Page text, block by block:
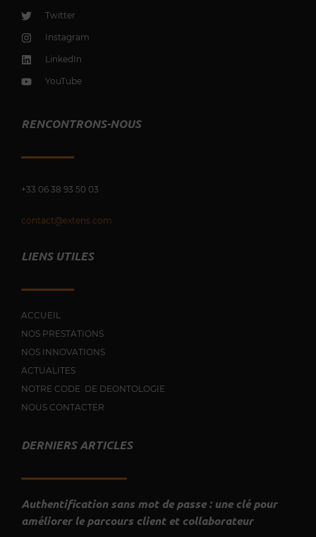
Twitter
Instagram
LinkedIn
YouTube
RENCONTRONS-NOUS
+33 06 38 93 50 03
contact@extens.com
LIENS UTILES
ACCUEIL
NOS PRESTATIONS
NOS INNOVATIONS
ACTUALITES
NOTRE CODE DE DEONTOLOGIE
NOUS CONTACTER
DERNIERS ARTICLES
Authentification sans mot de passe : une clé pour
améliorer le parcours client et collaborateur